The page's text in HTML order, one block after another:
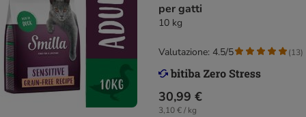
per gatti
10 kg
30,99 €
3,10 € / kg
Valutazione: 4.5/5 (13)